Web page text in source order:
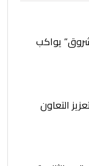
يواكب
التعاون